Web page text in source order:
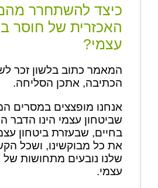
המלצות מטופלים/
מהתקשורת
כיצד להשתחרר
האכזרית של חוסר
עצמי?
המאמר כתוב בלשון זכר
הכתיבה, אתכן הסליחה.
אנחנו מופצצים במסרים
שביטחון עצמי הינו הדבר
בחיים, שבעזרת ביטחון
את כל מבוקשינו, ושכל
שלנו נובעים מתחושות של
עצמי.